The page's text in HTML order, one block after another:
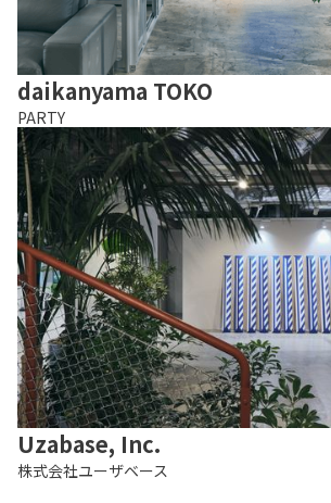
daikanyama TOKO
PARTY
Uzabase, Inc.
株式会社ユーザベース